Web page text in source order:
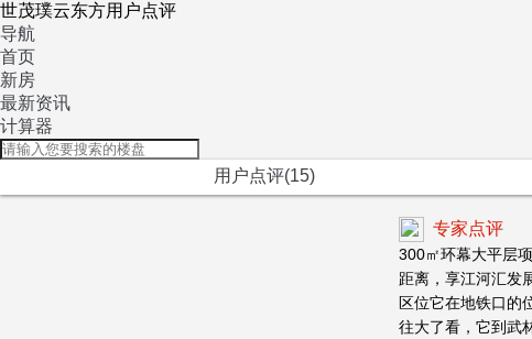
世茂璞云东方用户点评
导航
首页
新房
最新资讯
计算器
用户点评(15)
专家点评
300㎡环幕大平层
距离，享江河汇发
区位它在地铁口的
往大了看，它到武